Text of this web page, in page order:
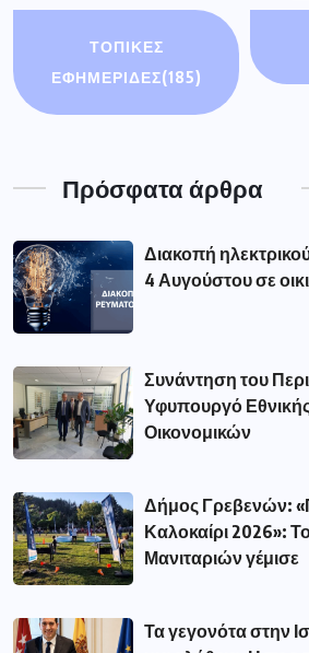
ΤΟΠΙΚΕΣ
ΕΦΗΜΕΡΙΔΕΣ(185)
Πρόσφατα άρθρα
Διακοπή
4 Αυγούστου σε
Συνάντηση του
Υφυπουργό
Οικονομικών
Δήμος Γρεβενών:
Καλοκαίρι 2026»:
Μανιταριών γέμισε
Τα γεγονότα στην